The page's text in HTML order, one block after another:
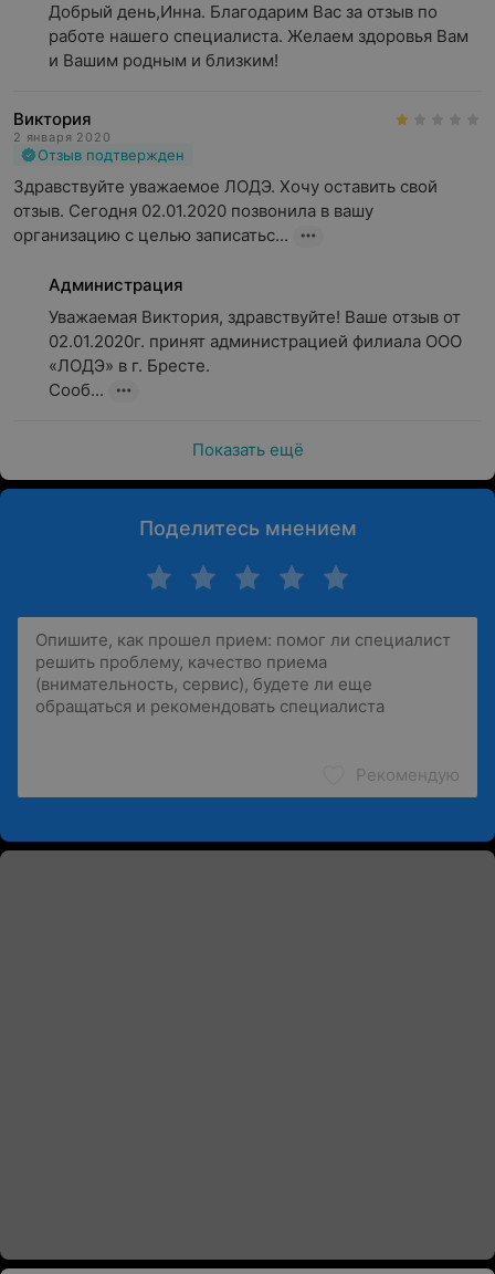
Добрый день,Инна. Благодарим Вас за отзыв по
работе нашего специалиста. Желаем здоровья Вам
и Вашим родным и близким!
Виктория
2 января 2020
Отзыв подтвержден
Здравствуйте уважаемое ЛОДЭ. Хочу оставить свой
отзыв. Сегодня 02.01.2020 позвонила в вашу
организацию с целью записатьс...
Администрация
Уважаемая Виктория, здравствуйте! Ваше отзыв от
02.01.2020г. принят администрацией филиала ООО
«ЛОДЭ» в г. Бресте.
Сооб...
Показать ещё
Поделитесь мнением
Рекомендую